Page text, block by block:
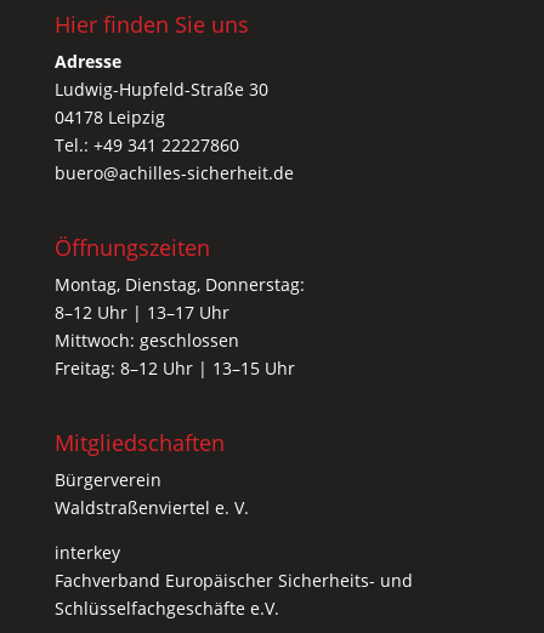
Hier finden Sie uns
Adresse
Ludwig-Hupfeld-Straße 30
04178 Leipzig
Tel.: +49 341 22227860
buero@achilles-sicherheit.de
Öffnungszeiten
Montag, Dienstag, Donnerstag:
8–12 Uhr | 13–17 Uhr
Mittwoch: geschlossen
Freitag: 8–12 Uhr | 13–15 Uhr
Mitgliedschaften
Bürgerverein
Waldstraßenviertel e. V.
interkey
Fachverband Europäischer Sicherheits- und
Schlüsselfachgeschäfte e.V.